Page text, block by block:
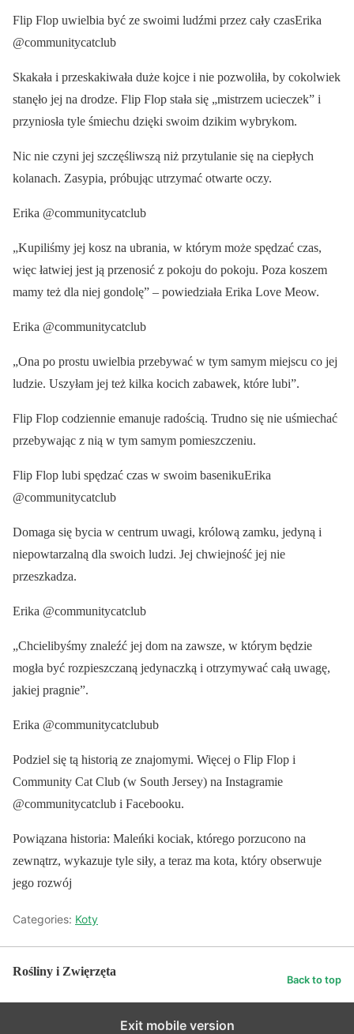
Flip Flop uwielbia być ze swoimi ludźmi przez cały czasErika
@communitycatclub
Skakała i przeskakiwała duże kojce i nie pozwoliła, by cokolwiek
stanęło jej na drodze. Flip Flop stała się „mistrzem ucieczek” i
przyniosła tyle śmiechu dzięki swoim dzikim wybrykom.
Nic nie czyni jej szczęśliwszą niż przytulanie się na ciepłych
kolanach. Zasypia, próbując utrzymać otwarte oczy.
Erika @communitycatclub
„Kupiliśmy jej kosz na ubrania, w którym może spędzać czas,
więc łatwiej jest ją przenosić z pokoju do pokoju. Poza koszem
mamy też dla niej gondolę” – powiedziała Erika Love Meow.
Erika @communitycatclub
„Ona po prostu uwielbia przebywać w tym samym miejscu co jej
ludzie. Uszyłam jej też kilka kocich zabawek, które lubi”.
Flip Flop codziennie emanuje radością. Trudno się nie uśmiechać
przebywając z nią w tym samym pomieszczeniu.
Flip Flop lubi spędzać czas w swoim basenikuErika
@communitycatclub
Domaga się bycia w centrum uwagi, królową zamku, jedyną i
niepowtarzalną dla swoich ludzi. Jej chwiejność jej nie
przeszkadza.
Erika @communitycatclub
„Chcielibyśmy znaleźć jej dom na zawsze, w którym będzie
mogła być rozpieszczaną jedynaczką i otrzymywać całą uwagę,
jakiej pragnie”.
Erika @communitycatclubub
Podziel się tą historią ze znajomymi. Więcej o Flip Flop i
Community Cat Club (w South Jersey) na Instagramie
@communitycatclub i Facebooku.
Powiązana historia: Maleńki kociak, którego porzucono na
zewnątrz, wykazuje tyle siły, a teraz ma kota, który obserwuje
jego rozwój
Categories: Koty
Rośliny i Zwięrzęta
Back to top
Exit mobile version